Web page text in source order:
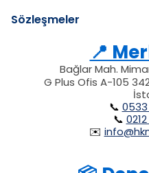
Sözleşmeler
📍
Bağlar Mah.
G Plus Ofis A-105
📞
📞
✉️